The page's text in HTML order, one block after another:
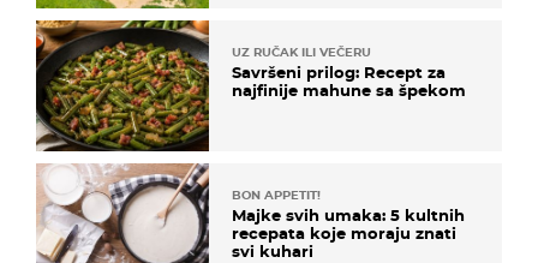
UZ RUČAK ILI VEČERU
Savršeni prilog: Recept za
najfinije mahune sa špekom
BON APPETIT!
Majke svih umaka: 5 kultnih
recepata koje moraju znati
svi kuhari